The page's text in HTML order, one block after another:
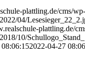
plattling.de/cms/wp-
04/
plattling.de/
10/
2022-04-27